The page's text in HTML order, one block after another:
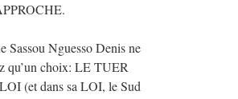
Sassou Nguesso Denis ne
qu’un choix: LE TUER
(et dans sa LOI, le Sud